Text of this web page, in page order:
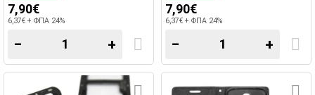
7,90€
6,37€ + ΦΠΑ 24%
− +
7,90€
6,37€ + ΦΠΑ 24%
− +